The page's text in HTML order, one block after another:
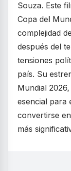
Souza. Este
Copa del
complejidad
después del
tensiones
país. Su
Mundial
esencial para
convertirse
más